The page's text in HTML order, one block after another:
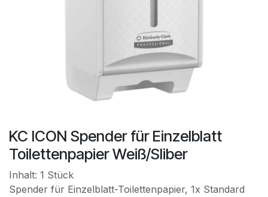
KC ICON Spender für Einzelblatt
Toilettenpapier Weiß/Sliber
Inhalt: 1 Stück
Spender für Einzelblatt-Toilettenpapier, 1x Standard